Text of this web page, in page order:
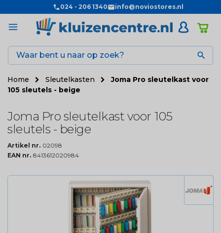
024 - 206 1340 info@noviostores.nl

Home Sleutelkasten
Joma Pro sleutelkast voor
105 sleutels - beige
Joma Pro sleutelkast voor 105
sleutels - beige
Artikel nr. 02098
EAN nr. 8413612020984